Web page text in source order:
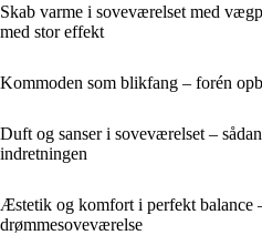
Skab varme i soveværelset med
med stor effekt
Kommoden som blikfang – forén
Duft og sanser i soveværelset –
indretningen
Æstetik og komfort i perfekt balance
drømmesoveværelse